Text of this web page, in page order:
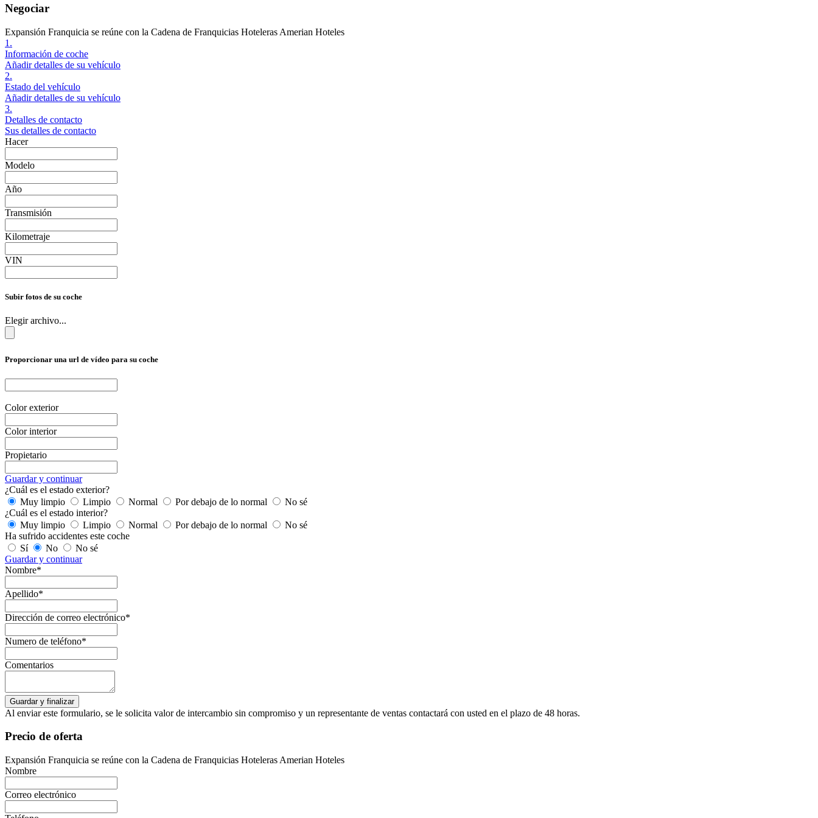
Negociar
Expansión Franquicia se reúne con la Cadena de Franquicias Hoteleras Amerian Hoteles
1.
Información de coche
Añadir detalles de su vehículo
2.
Estado del vehículo
Añadir detalles de su vehículo
3.
Detalles de contacto
Sus detalles de contacto
Hacer
Modelo
Año
Transmisión
Kilometraje
VIN
Subir fotos de su coche
Elegir archivo...
Proporcionar una url de vídeo para su coche
Color exterior
Color interior
Propietario
Guardar y continuar
¿Cuál es el estado exterior?
Muy limpio
Limpio Normal Por debajo de lo normal
No sé
¿Cuál es el estado interior?
Muy limpio
Limpio Normal Por debajo de lo normal
No sé
Ha sufrido accidentes este coche
Sí
No
No sé
Guardar y continuar
Nombre*
Apellido*
Dirección de correo electrónico*
Numero de teléfono*
Comentarios
Al enviar este formulario, se le solicita valor de intercambio sin compromiso y un representante de ventas contactará con usted en el plazo de 48 horas.
Precio de oferta
Expansión Franquicia se reúne con la Cadena de Franquicias Hoteleras Amerian Hoteles
Nombre
Correo electrónico